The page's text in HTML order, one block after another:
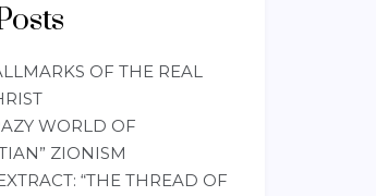
OF THE REAL
WORLD OF
ZIONISM
“THE THREAD OF